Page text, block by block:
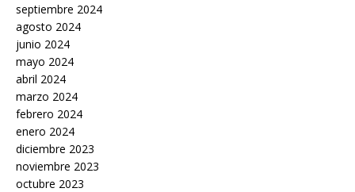
septiembre 2024
agosto 2024
junio 2024
mayo 2024
abril 2024
marzo 2024
febrero 2024
enero 2024
diciembre 2023
noviembre 2023
octubre 2023